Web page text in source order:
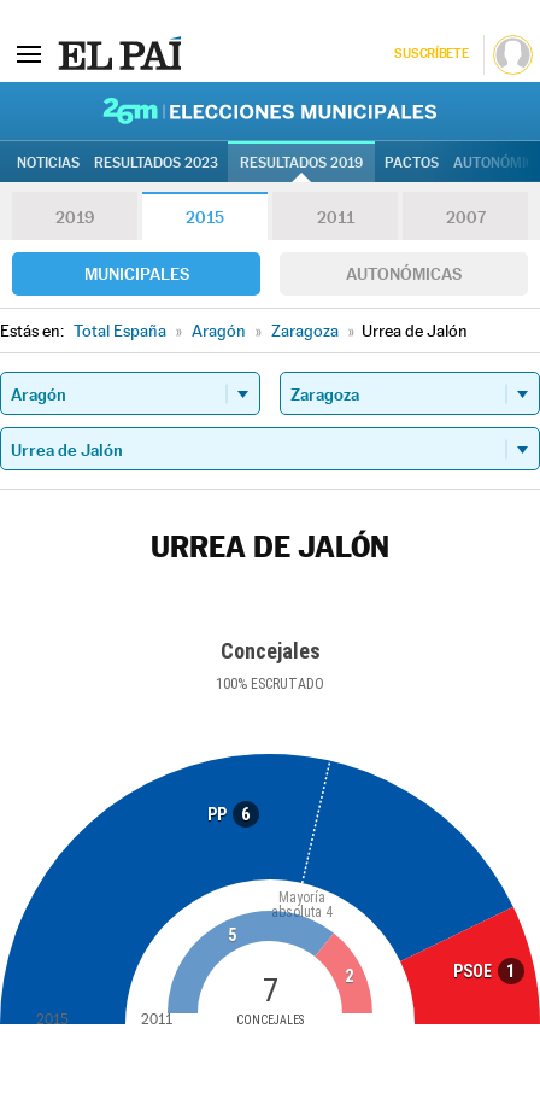
SUSCRÍBETE
NOTICIAS RESULTADOS 2023 RESULTADOS 2019 PACTOS
2019 2015 2011 2007
MUNICIPALES AUTONÓMICAS
Estás en: Total España » Aragón » Zaragoza » Urrea de Jalón
URREA DE JALÓN
Concejales
100% ESCRUTADO
PP 6
PSOE 1
7
CONCEJALES
Mayoría
absoluta 4
5
2
2015 2011